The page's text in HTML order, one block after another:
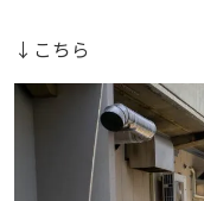
↓こちら